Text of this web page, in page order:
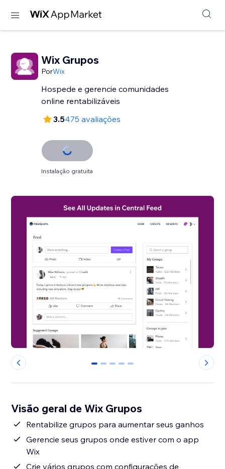
Wix Grupos
PorWix
Hospede e gerencie comunidades
online rentabilizáveis
3.5475 avaliações
Instalação gratuita
0 1 2 3 4
Visão geral de Wix Grupos
Rentabilize grupos para aumentar seus ganhos
Gerencie seus grupos onde estiver com o app
Wix
Crie vários grupos com configurações de